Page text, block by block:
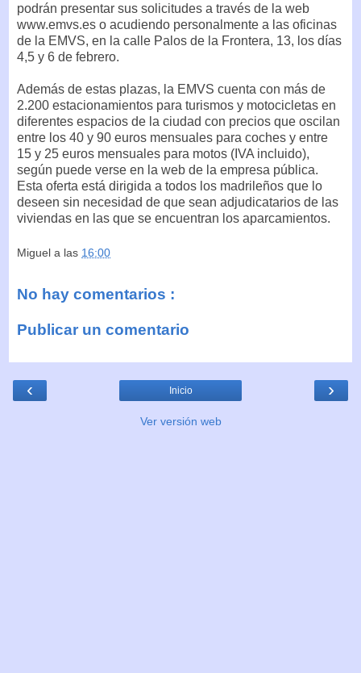
podrán presentar sus solicitudes a través de la web
www.emvs.es o acudiendo personalmente a las oficinas
de la EMVS, en la calle Palos de la Frontera, 13, los días
4,5 y 6 de febrero.
Además de estas plazas, la EMVS cuenta con más de
2.200 estacionamientos para turismos y motocicletas en
diferentes espacios de la ciudad con precios que oscilan
entre los 40 y 90 euros mensuales para coches y entre
15 y 25 euros mensuales para motos (IVA incluido),
según puede verse en la web de la empresa pública.
Esta oferta está dirigida a todos los madrileños que lo
deseen sin necesidad de que sean adjudicatarios de las
viviendas en las que se encuentran los aparcamientos.
Miguel a las 16:00
No hay comentarios :
Publicar un comentario
‹ ›
Inicio
Ver versión web